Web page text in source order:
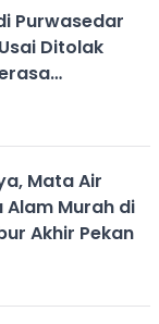
Purwasedar
Ditolak
Mata Air
Alam Murah di
Akhir Pekan